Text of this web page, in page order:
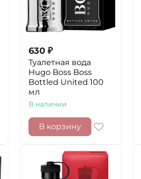
630 ₽
Туалетная вода
Hugo Boss Boss
Bottled United 100
мл
В наличии
В корзину